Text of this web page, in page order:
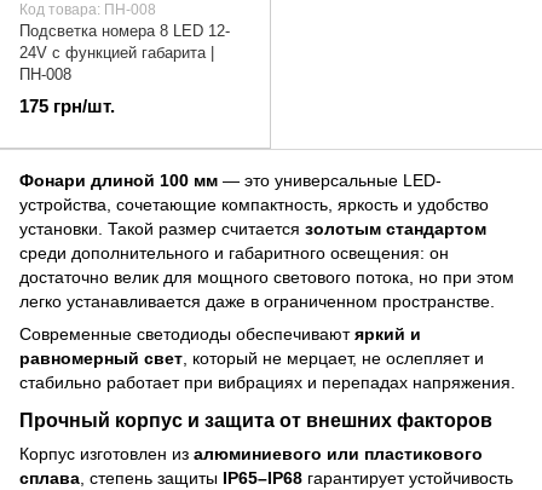
Код товара: ПН-008
Подсветка номера 8 LED 12-
24V с функцией габарита |
ПН-008
175 грн/шт.
Фонари длиной 100 мм — это универсальные LED-
устройства, сочетающие компактность, яркость и удобство
установки. Такой размер считается золотым стандартом
среди дополнительного и габаритного освещения: он
достаточно велик для мощного светового потока, но при этом
легко устанавливается даже в ограниченном пространстве.
Современные светодиоды обеспечиваютяркий и
равномерный свет , который не мерцает, не ослепляет и
стабильно работает при вибрациях и перепадах напряжения.
Прочный корпус и защита от внешних факторов
Корпус изготовлен из алюминиевого или пластикового
сплава , степень защиты IP65–IP68 гарантирует устойчивость